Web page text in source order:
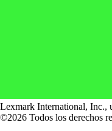
Lexmark International, Inc.,
©2026 Todos los derechos